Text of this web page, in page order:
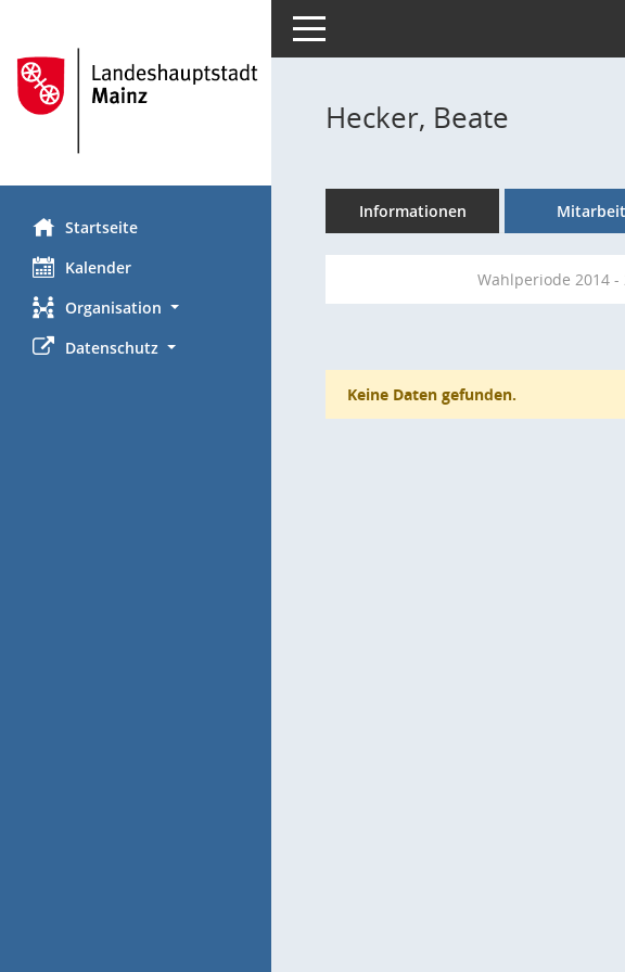
Startseite
Kalender
Organisation
Datenschutz
Toggle navigation
Hecker, Beate
Informationen Mitarbeit
Wahlperiode 2014 -
Keine Daten gefunden.